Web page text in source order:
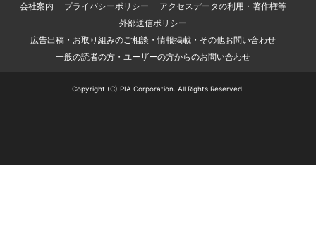
会社案内
プライバシーポリシー
アクセスデータの利用・著作権等
外部送信ポリシー
広告出稿・お取り組みのご相談・情報掲載・その他お問い合わせ
一般の読者の方・ユーザーの方からのお問い合わせ
Copyright (C) PIA Corporation. All Rights Reserved.